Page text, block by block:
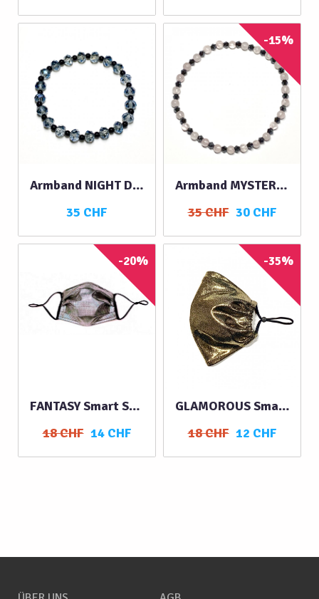
Armband NIGHT DREAM
35 CHF
-15%
Armband MYSTERIOUS
35 CHF 30 CHF
-20%
FANTASY Smart Stoffmaske
18 CHF 14 CHF
-35%
GLAMOROUS Smart Stoffmaske mit…
18 CHF 12 CHF